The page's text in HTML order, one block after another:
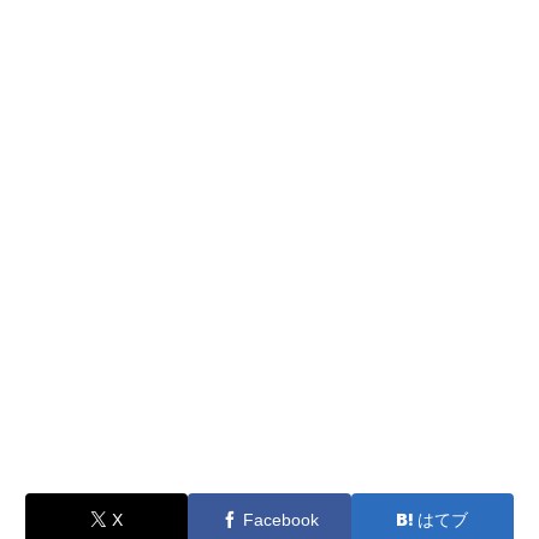
X Facebook はてブ